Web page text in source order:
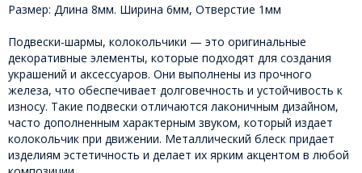
Размер: Длина 8мм. Ширина 6мм, Отверстие 1мм
Подвески-шармы, колокольчики — это оригинальные
декоративные элементы, которые подходят для создания
украшений и аксессуаров. Они выполнены из прочного
железа, что обеспечивает долговечность и устойчивость к
износу. Такие подвески отличаются лаконичным дизайном,
часто дополненным характерным звуком, который издает
колокольчик при движении. Металлический блеск придает
изделиям эстетичность и делает их ярким акцентом в любой